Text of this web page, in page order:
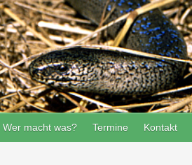
Wer macht was? Termine Kontakt